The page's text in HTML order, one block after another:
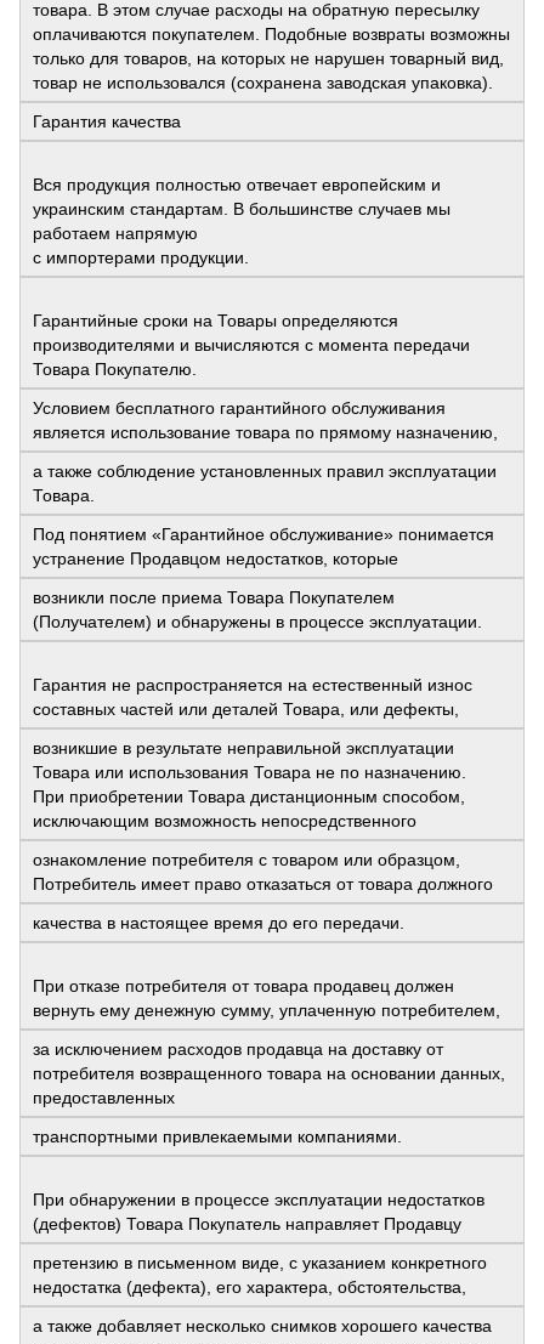
товара. В этом случае расходы на обратную пересылку
оплачиваются покупателем. Подобные возвраты возможны
только для товаров, на которых не нарушен товарный вид,
товар не использовался (сохранена заводская упаковка).
Гарантия качества
Вся продукция полностью отвечает европейским и
украинским стандартам. В большинстве случаев мы
работаем напрямую
с импортерами продукции.
Гарантийные сроки на Товары определяются
производителями и вычисляются с момента передачи
Товара Покупателю.
Условием бесплатного гарантийного обслуживания
является использование товара по прямому назначению,
а также соблюдение установленных правил эксплуатации
Товара.
Под понятием «Гарантийное обслуживание» понимается
устранение Продавцом недостатков, которые
возникли после приема Товара Покупателем
(Получателем) и обнаружены в процессе эксплуатации.
Гарантия не распространяется на естественный износ
составных частей или деталей Товара, или дефекты,
возникшие в результате неправильной эксплуатации
Товара или использования Товара не по назначению.
При приобретении Товара дистанционным способом,
исключающим возможность непосредственного
ознакомление потребителя с товаром или образцом,
Потребитель имеет право отказаться от товара должного
качества в настоящее время до его передачи.
При отказе потребителя от товара продавец должен
вернуть ему денежную сумму, уплаченную потребителем,
за исключением расходов продавца на доставку от
потребителя возвращенного товара на основании данных,
предоставленных
транспортными привлекаемыми компаниями.
При обнаружении в процессе эксплуатации недостатков
(дефектов) Товара Покупатель направляет Продавцу
претензию в письменном виде, с указанием конкретного
недостатка (дефекта), его характера, обстоятельства,
а также добавляет несколько снимков хорошего качества